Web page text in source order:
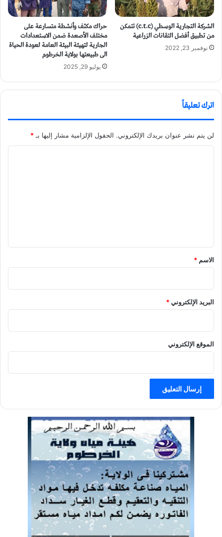
الشركة التجارية الوسطي (c.t.c) تتمكن
من تطبيق أفضل التقانات الزراعية
نوفمبر 23, 2022
حراك مكثف وأنشطة متسارعة على
مختلف الأصعدة ضمن الاستعدادات
الجارية لتهيئة البيئة العامة لعودة الحياة
الى طبيعتها بولاية الخرطوم
يوليو 29, 2025
اترك تعليقاً
لن يتم نشر عنوان بريدك الإلكتروني. الحقول الإلزامية مشار إليها بـ*
الاسم *
البريد الإلكتروني*
الموقع الإلكتروني